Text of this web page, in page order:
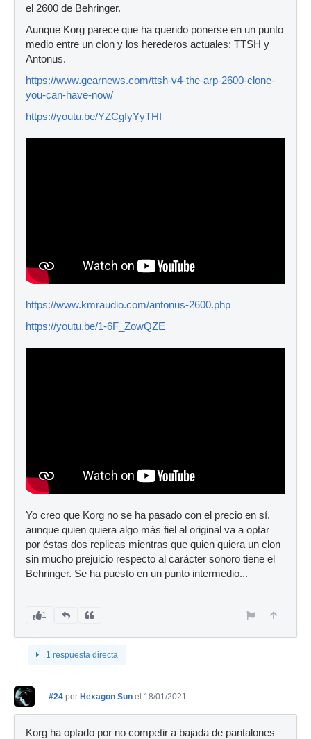
el 2600 de Behringer.
Aunque Korg parece que ha querido ponerse en un punto
medio entre un clon y los herederos actuales: TTSH y
Antonus.
https://www.gearnews.com/ttsh-v4-the-arp-2600-clone-
you-can-have-now/
https://youtu.be/YZCgfyYyTHI
https://www.kmraudio.com/antonus-2600.php
https://youtu.be/1-6F_ZowQZE
Yo creo que Korg no se ha pasado con el precio en sí,
aunque quien quiera algo más fiel al original va a optar
por éstas dos replicas mientras que quien quiera un clon
sin mucho prejuicio respecto al carácter sonoro tiene el
Behringer. Se ha puesto en un punto intermedio...
1
1 respuesta directa
#24 por Hexagon Sun el 18/01/2021
Korg ha optado por no competir a bajada de pantalones